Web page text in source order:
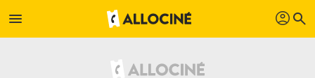
menu profil search